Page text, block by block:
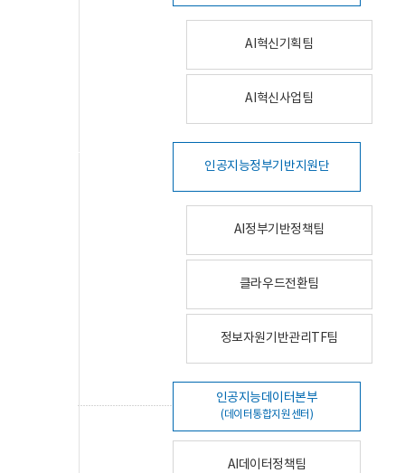
AI혁신기획팀
AI혁신사업팀
인공지능정부기반지원단
AI정부기반정책팀
클라우드전환팀
정보자원기반관리TF팀
인공지능데이터본부
(데이터통합지원센터)
AI데이터정책팀